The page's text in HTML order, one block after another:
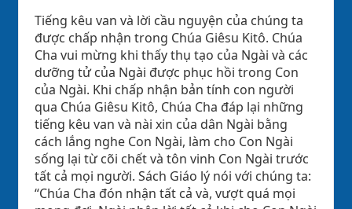
Tiếng kêu van và lời cầu nguyện của chúng ta
được chấp nhận trong Chúa Giêsu Kitô. Chúa
Cha vui mừng khi thấy thụ tạo của Ngài và các
dưỡng tử của Ngài được phục hồi trong Con
của Ngài. Khi chấp nhận bản tính con người
qua Chúa Giêsu Kitô, Chúa Cha đáp lại những
tiếng kêu van và nài xin của dân Ngài bằng
cách lắng nghe Con Ngài, làm cho Con Ngài
sống lại từ cõi chết và tôn vinh Con Ngài trước
tất cả mọi người. Sách Giáo lý nói với chúng ta:
“Chúa Cha đón nhận tất cả và, vượt quá mọi